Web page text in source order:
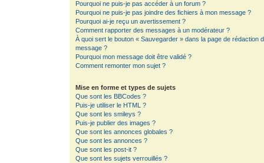
Pourquoi ne puis-je pas accéder à un forum ?
Pourquoi ne puis-je pas joindre des fichiers à mon message ?
Pourquoi ai-je reçu un avertissement ?
Comment rapporter des messages à un modérateur ?
À quoi sert le bouton « Sauvegarder » dans la page de rédaction
message ?
Pourquoi mon message doit être validé ?
Comment remonter mon sujet ?
Mise en forme et types de sujets
Que sont les BBCodes ?
Puis-je utiliser le HTML ?
Que sont les smileys ?
Puis-je publier des images ?
Que sont les annonces globales ?
Que sont les annonces ?
Que sont les post-it ?
Que sont les sujets verrouillés ?